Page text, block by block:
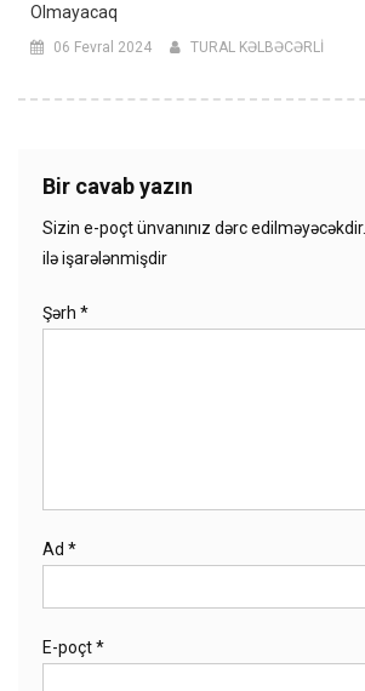
Olmayacaq
06 Fevral 2024 TURAL KƏLBƏCƏRLİ
Bir cavab yazın
Sizin e-poçt ünvanınız dərc edilməyəcəkdir.
ilə işarələnmişdir
Şərh *
Ad *
E-poçt*